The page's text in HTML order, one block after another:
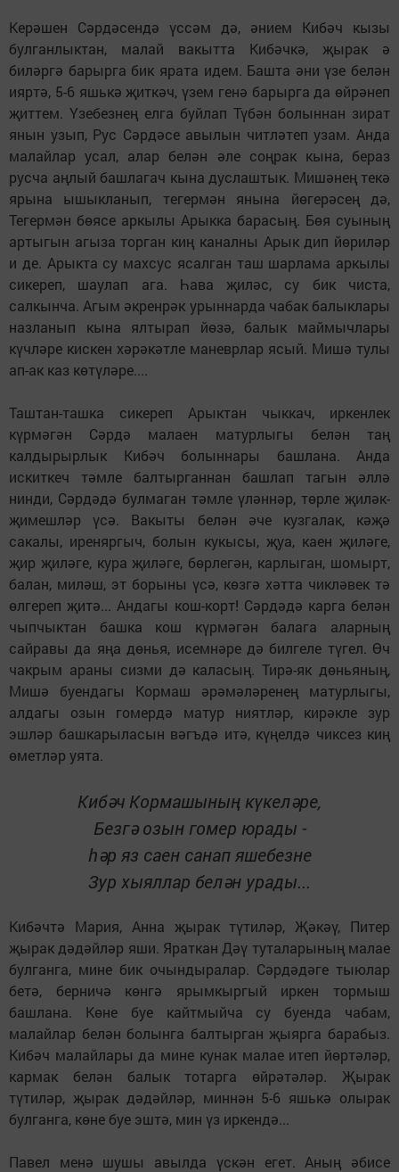
Керәшен Сәрдәсендә үссәм дә, әнием Кибәч кызы
булганлыктан, малай вакытта Кибәчкә, җырак ә
биләргә барырга бик ярата идем. Башта әни үзе белән
ияртә, 5-6 яшькә җиткәч, үзем генә барырга да өйрәнеп
җиттем. Үзебезнең елга буйлап Түбән болыннан зират
янын узып, Рус Сәрдәсе авылын читләтеп узам. Анда
малайлар усал, алар белән әле соңрак кына, бераз
русча аңлый башлагач кына дуслаштык. Мишәнең текә
ярына ышыкланып, тегермән янына йөгерәсең дә,
Тегермән бөясе аркылы Арыкка барасың. Бөя суының
артыгын агыза торган киң каналны Арык дип йөриләр
и де. Арыкта су махсус ясалган таш шарлама аркылы
сикереп, шаулап ага. Һава җиләс, су бик чиста,
салкынча. Агым әкренрәк урыннарда чабак балыклары
назланып кына ялтырап йөзә, балык маймычлары
күчләре кискен хәрәкәтле маневрлар ясый. Мишә тулы
ап-ак каз көтүләре....
Таштан-ташка сикереп Арыктан чыккач, иркенлек
күрмәгән Сәрдә малаен матурлыгы белән таң
калдырырлык Кибәч болыннары башлана. Анда
искиткеч тәмле балтырганнан башлап тагын әллә
нинди, Сәрдәдә булмаган тәмле үләннәр, төрле җиләк-
җимешләр үсә. Вакыты белән әче кузгалак, кәҗә
сакалы, иреняргыч, болын кукысы, җуа, каен җиләге,
җир җиләге, кура җиләге, бөрлегән, карлыган, шомырт,
балан, миләш, эт борыны үсә, көзгә хәтта чикләвек тә
өлгереп җитә... Андагы кош-корт! Сәрдәдә карга белән
чыпчыктан башка кош күрмәгән балага аларның
сайравы да яңа дөнья, исемнәре дә билгеле түгел. Өч
чакрым араны сизми дә каласың. Тирә-як дөньяның,
Мишә буендагы Кормаш әрәмәләренең матурлыгы,
алдагы озын гомердә матур ниятләр, кирәкле зур
эшләр башкарыласын вәгъдә итә, күңелдә чиксез киң
өметләр уята.
Кибәч Кормашының күкеләре,
Безгә озын гомер юрады -
hәр яз саен санап яшебезне
Зур хыяллар белән урады...
Кибәчтә Мария, Анна җырак түтиләр, Җәкәү, Питер
җырак дәдәйләр яши. Яраткан Дәү туталарының малае
булганга, мине бик очындыралар. Сәрдәдәге тыюлар
бетә, берничә көнгә ярымкыргый иркен тормыш
башлана. Көне буе кайтмыйча су буенда чабам,
малайлар белән болынга балтырган җыярга барабыз.
Кибәч малайлары да мине кунак малае итеп йөртәләр,
кармак белән балык тотарга өйрәтәләр. Җырак
түтиләр, җырак дәдәйләр, миннән 5-6 яшькә олырак
булганга, көне буе эштә, мин үз иркендә...
Павел менә шушы авылда үскән егет. Аның әбисе